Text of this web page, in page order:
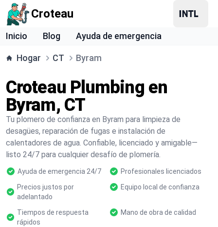
Croteau
Inicio Blog Ayuda de emergencia
Hogar CT Byram
Croteau Plumbing en
Byram, CT
Tu plomero de confianza en Byram para limpieza de
desagües, reparación de fugas e instalación de
calentadores de agua. Confiable, licenciado y amigable—
listo 24/7 para cualquier desafío de plomería.
Ayuda de emergencia 24/7
Profesionales licenciados
Precios justos por
adelantado
Equipo local de confianza
Tiempos de respuesta
rápidos
Mano de obra de calidad